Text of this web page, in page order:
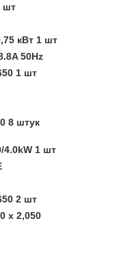
шт
кВт 1 шт
50Hz
1 шт
8 штук
4.0kW 1 шт
2 шт
х 2,050